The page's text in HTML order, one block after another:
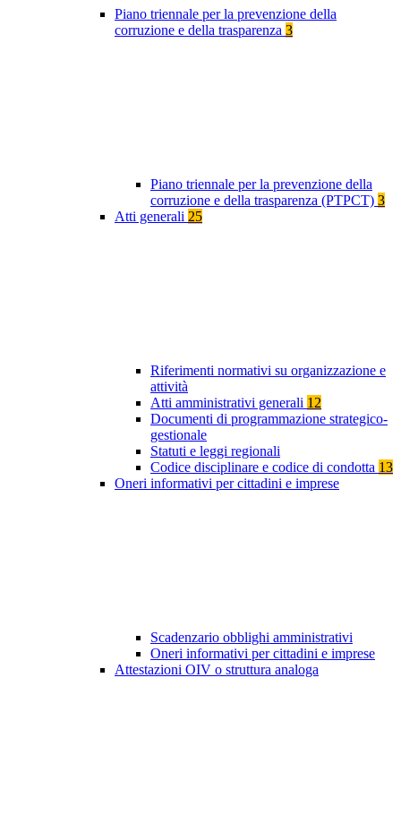
Piano triennale per la prevenzione della
corruzione e della trasparenza 3
Piano triennale per la prevenzione della
corruzione e della trasparenza (PTPCT) 3
Atti generali 25
Riferimenti normativi su organizzazione e
attività
Atti amministrativi generali 12
Documenti di programmazione strategico-
gestionale
Statuti e leggi regionali
Codice disciplinare e codice di condotta 13
Oneri informativi per cittadini e imprese
Scadenzario obblighi amministrativi
Oneri informativi per cittadini e imprese
Attestazioni OIV o struttura analoga